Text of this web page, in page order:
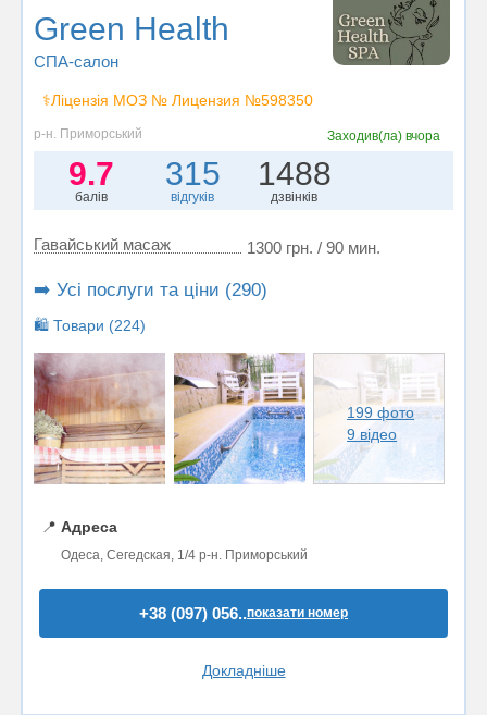
Green Health
СПА-салон
⚕️Ліцензія МОЗ № Лицензия №598350
р-н. Приморський Заходив(ла) вчора
9.7
балів
315
відгуків
1488
дзвінків
Гавайський масаж 1300 грн. / 90 мин.
➡️ Усі послуги та ціни (290)
🛍️ Товари (224)
199 фото
9 відео
📍 Адреса
Одеса, Сегедская, 1/4 р-н. Приморський
+38 (097) 056..показати номер
Докладніше